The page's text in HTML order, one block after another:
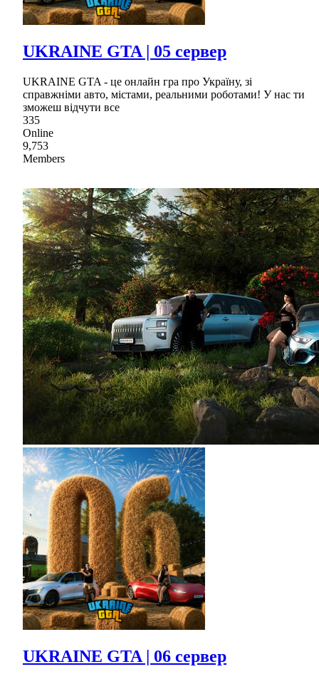
UKRAINE GTA | 05 сервер
UKRAINE GTA - це онлайн гра про Україну, зі
справжніми авто, містами, реальними роботами! У нас ти
зможеш відчути все
335
Online
9,753
Members
UKRAINE GTA | 06 сервер